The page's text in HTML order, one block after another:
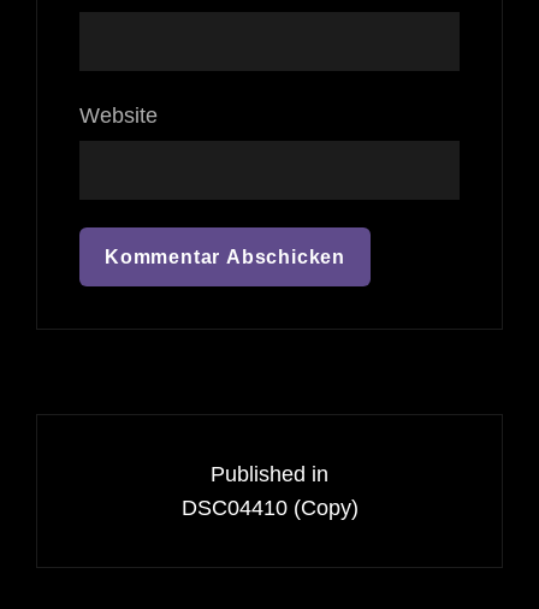
Website
Published in
DSC04410 (Copy)